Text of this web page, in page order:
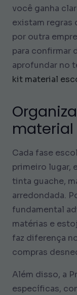
você ganha
existam regras
por outra
para confirmar
aprofundar no
kit material
material
Cada fase
primeiro lugar,
tinta guache,
arredondada.
fundamental
matérias e
faz diferença
compras
Além disso, a
específicas,